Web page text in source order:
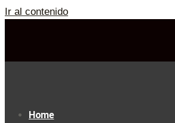
Ir al contenido
Home